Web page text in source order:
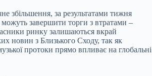
збільшення, за результатами тижня
завершити торги з втратами –
ринку залишаються вкрай
новин з Близького Сходу, так як
протоки прямо впливає на глобальні